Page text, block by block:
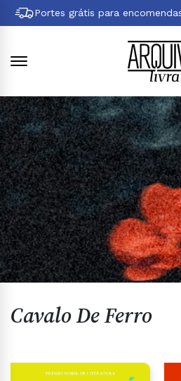
Pular
para
principal
Portes grátis para
Cavalo De Ferro